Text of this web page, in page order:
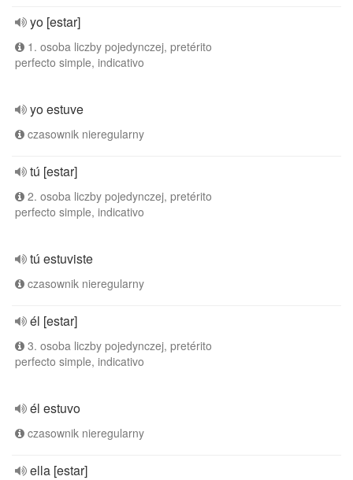
yo [estar]
1. osoba liczby pojedynczej, pretérito
perfecto simple, indicativo
yo estuve
czasownik nieregularny
tú [estar]
2. osoba liczby pojedynczej, pretérito
perfecto simple, indicativo
tú estuviste
czasownik nieregularny
él [estar]
3. osoba liczby pojedynczej, pretérito
perfecto simple, indicativo
él estuvo
czasownik nieregularny
ella [estar]